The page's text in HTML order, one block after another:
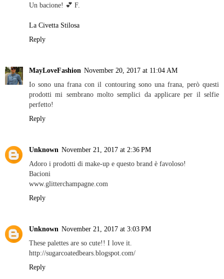
Un bacione! 💕 F.
La Civetta Stilosa
Reply
MayLoveFashion November 20, 2017 at 11:04 AM
Io sono una frana con il contouring sono una frana, però questi
prodotti mi sembrano molto semplici da applicare per il selfie
perfetto!
Reply
Unknown November 21, 2017 at 2:36 PM
Adoro i prodotti di make-up e questo brand è favoloso!
Bacioni
www.glitterchampagne.com
Reply
Unknown November 21, 2017 at 3:03 PM
These palettes are so cute!! I love it.
http://sugarcoatedbears.blogspot.com/
Reply